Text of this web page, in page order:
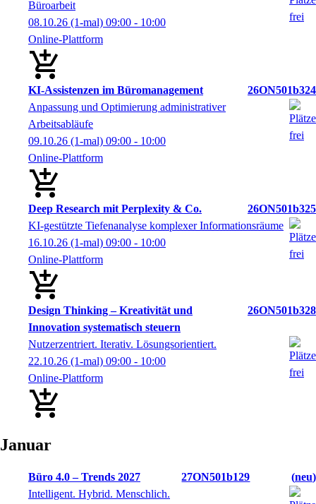
Büroarbeit
08.10.26 (1-mal) 09:00 - 10:00
Online-Plattform
KI-Assistenzen im Büromanagement
26ON501b324
Anpassung und Optimierung administrativer
Arbeitsabläufe
09.10.26 (1-mal) 09:00 - 10:00
Online-Plattform
Deep Research mit Perplexity & Co.
26ON501b325
KI-gestützte Tiefenanalyse komplexer Informationsräume
16.10.26 (1-mal) 09:00 - 10:00
Online-Plattform
Design Thinking – Kreativität und
Innovation systematisch steuern
26ON501b328
Nutzerzentriert. Iterativ. Lösungsorientiert.
22.10.26 (1-mal) 09:00 - 10:00
Online-Plattform
Januar
Büro 4.0 – Trends 2027 27ON501b129
neu
Intelligent. Hybrid. Menschlich.